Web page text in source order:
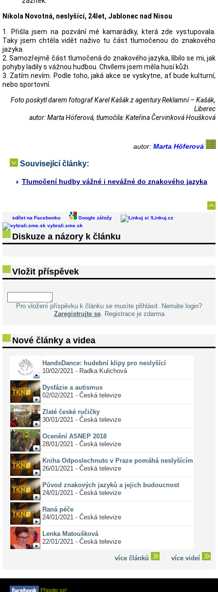
Nikola Novotná, neslyšící, 24let, Jablonec nad Nisou
1. Přišla jsem na pozvání mé kamarádky, která zde vystupovala.
Taky jsem chtěla vidět naživo tu část tlumočenou do znakového
jazyka.
2. Samozřejmě část tlumočená do znakového jazyka, líbilo se mi, jak
pohyby ladily s vážnou hudbou. Chvílemi jsem měla husí kůži.
3. Zatím nevím. Podle toho, jaká akce se vyskytne, ať bude kulturní,
nebo sportovní.
Foto poskytl darem fotograf Karel Kašák z agentury Reklamní – Kašák,
Liberec
autor: Marta Höferová, tlumočila: Kateřina Červinková Houšková
autor: Marta Höferová
Související články:
Tlumočení hudby vážné i nevážné do znakového jazyka
sdílet na Facebooku Google záložy
Linkuj.cz
vybrali.sme.sk
Diskuze a názory k článku
Vložit příspěvek
Pro vložení příspěvku k článku se musíte přihlásit. Nemáte login?
Zaregistrujte se. Registrace je zdarma
Nové články a videa
HandsDance: hudební klipy pro neslyšící
10/02/2021 - Radka Kulichová
Dysfázie a autismus
02/02/2021 - Česká televize
Zlaté české ručičky
30/01/2021 - Česká televize
Ocenění ASNEP 2018
28/01/2021 - Česká televize
Kniha Odposlechnuto v Praze pomáhá neslyšícím
26/01/2021 - Česká televize
Původ znakových jazyků a jejich budoucnost
24/01/2021 - Česká televize
Raná péče
24/01/2021 - Česká televize
Lenka Matoušková
22/01/2021 - Česká televize
více článků více videí
Připojte se!